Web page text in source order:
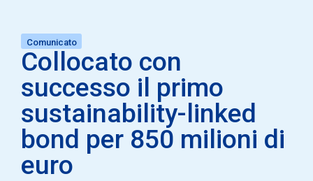
Comunicato
Collocato con
successo il primo
sustainability-linked
bond per 850 milioni di
euro